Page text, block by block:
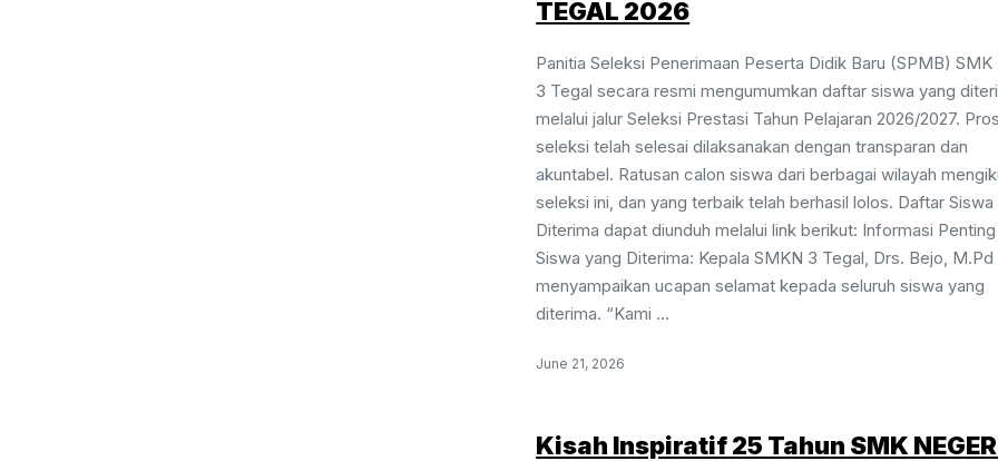
TEGAL 2026
Panitia Seleksi Penerimaan Peserta Didik Baru (SPMB) SMK
3 Tegal secara resmi mengumumkan daftar siswa yang
melalui jalur Seleksi Prestasi Tahun Pelajaran 2026/2027.
seleksi telah selesai dilaksanakan dengan transparan dan
akuntabel. Ratusan calon siswa dari berbagai wilayah
seleksi ini, dan yang terbaik telah berhasil lolos. Daftar Siswa
Diterima dapat diunduh melalui link berikut: Informasi
Siswa yang Diterima: Kepala SMKN 3 Tegal, Drs. Bejo, M.Pd
menyampaikan ucapan selamat kepada seluruh siswa yang
diterima. “Kami ...
June 21, 2026
Kisah Inspiratif 25 Tahun SMK